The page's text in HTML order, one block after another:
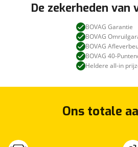
De zekerheden van
BOVAG Garantie
BOVAG
BOVAG
BOVAG 40-
Heldere all-in
Ons totale